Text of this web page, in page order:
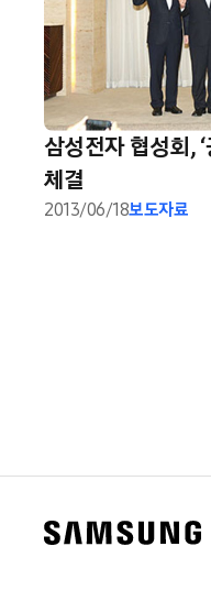
삼성전자 협성회,
체결
2013/06/18보도자료